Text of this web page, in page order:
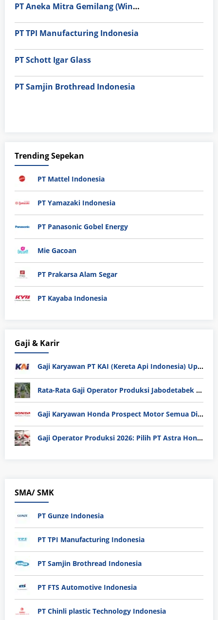
PT Aneka Mitra Gemilang (Wings Group)
PT TPI Manufacturing Indonesia
PT Schott Igar Glass
PT Samjin Brothread Indonesia
Trending Sepekan
PT Mattel Indonesia
PT Yamazaki Indonesia
PT Panasonic Gobel Energy
Mie Gacoan
PT Prakarsa Alam Segar
PT Kayaba Indonesia
Gaji & Karir
Gaji Karyawan PT KAI (Kereta Api Indonesia) Update 2025
Rata-Rata Gaji Operator Produksi Jabodetabek 2025: Bedah Tuntas UMK, Lemburan, dan Realita Hidup Buruh
Gaji Karyawan Honda Prospect Motor Semua Divisi
Gaji Operator Produksi 2026: Pilih PT Astra Honda Motor (AHM) atau Manufaktur di Jepang?
SMA/ SMK
PT Gunze Indonesia
PT TPI Manufacturing Indonesia
PT Samjin Brothread Indonesia
PT FTS Automotive Indonesia
PT Chinli plastic Technology Indonesia